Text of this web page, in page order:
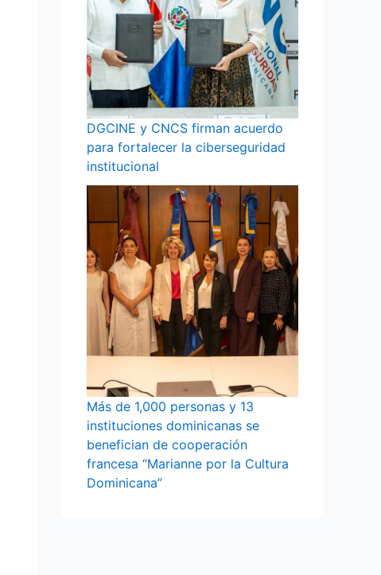
DGCINE y CNCS firman acuerdo
para fortalecer la ciberseguridad
institucional
Más de 1,000 personas y 13
instituciones dominicanas se
benefician de cooperación
francesa “Marianne por la Cultura
Dominicana”